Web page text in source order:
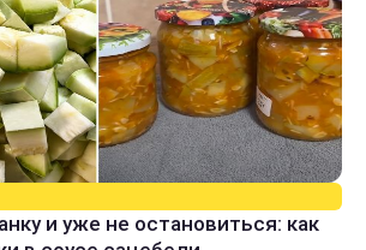
и уже не остановиться: как